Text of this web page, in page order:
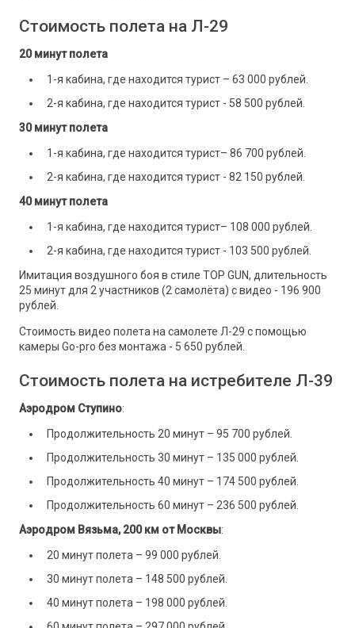
Стоимость полета на Л-29
20 минут полета
1-я кабина, где находится турист – 63 000 рублей.
2-я кабина, где находится турист - 58 500 рублей.
30 минут полета
1-я кабина, где находится турист– 86 700 рублей.
2-я кабина, где находится турист - 82 150 рублей.
40 минут полета
1-я кабина, где находится турист– 108 000 рублей.
2-я кабина, где находится турист - 103 500 рублей.
Имитация воздушного боя в стиле TOP GUN, длительность
25 минут для 2 участников (2 самолёта) с видео - 196 900
рублей.
Стоимость видео полета на самолете Л-29 с помощью
камеры Go-pro без монтажа - 5 650 рублей.
Стоимость полета на истребителе Л-39
Аэродром Ступино:
Продолжительность 20 минут – 95 700 рублей.
Продолжительность 30 минут – 135 000 рублей.
Продолжительность 40 минут – 174 500 рублей.
Продолжительность 60 минут – 236 500 рублей.
Аэродром Вязьма, 200 км от Москвы:
20 минут полета – 99 000 рублей.
30 минут полета – 148 500 рублей.
40 минут полета – 198 000 рублей.